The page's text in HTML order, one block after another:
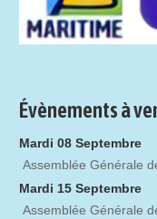
Évènements à
Mardi 08 Septembre
Assemblée Générale
Mardi 15 Septembre
Assemblée Générale